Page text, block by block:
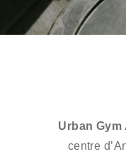
Urban Gym
centre